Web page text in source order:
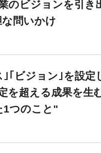
のビジョンを引き
問いかけ
｣｢ビジョン｣を設定
を超える成果を生
1つのこと"